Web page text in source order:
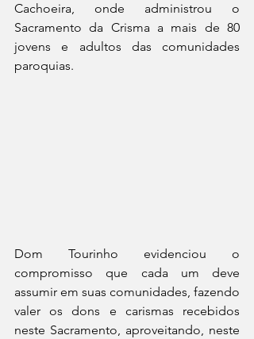
Cachoeira, onde administrou o
Sacramento da Crisma a mais de 80
jovens e adultos das comunidades
paroquias.
Dom Tourinho evidenciou o
compromisso que cada um deve
assumir em suas comunidades, fazendo
valer os dons e carismas recebidos
neste Sacramento, aproveitando, neste